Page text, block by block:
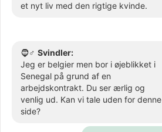
et nyt liv med den rigtige kvinde.
🧔♂️ Svindler:
Jeg er belgier men bor i øjeblikket i
Senegal på grund af en
arbejdskontrakt. Du ser ærlig og
venlig ud. Kan vi tale uden for denne
side?